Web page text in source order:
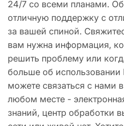
24/7 со всеми планами.
отличную поддержку с
за вашей спиной.
вам нужна информация,
решить проблему или
больше об использовании
можете связаться с нами
любом месте -
знаний, центр обработки